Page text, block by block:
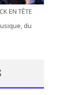
EN TÊTE
du